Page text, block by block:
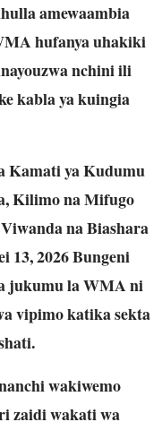
amewaambia
hufanya uhakiki
nchini ili
kabla ya kuingia
Kamati ya Kudumu
Kilimo na Mifugo
na Biashara
13, 2026 Bungeni
jukumu la WMA ni
vipimo katika sekta
wakiwemo
zaidi wakati wa